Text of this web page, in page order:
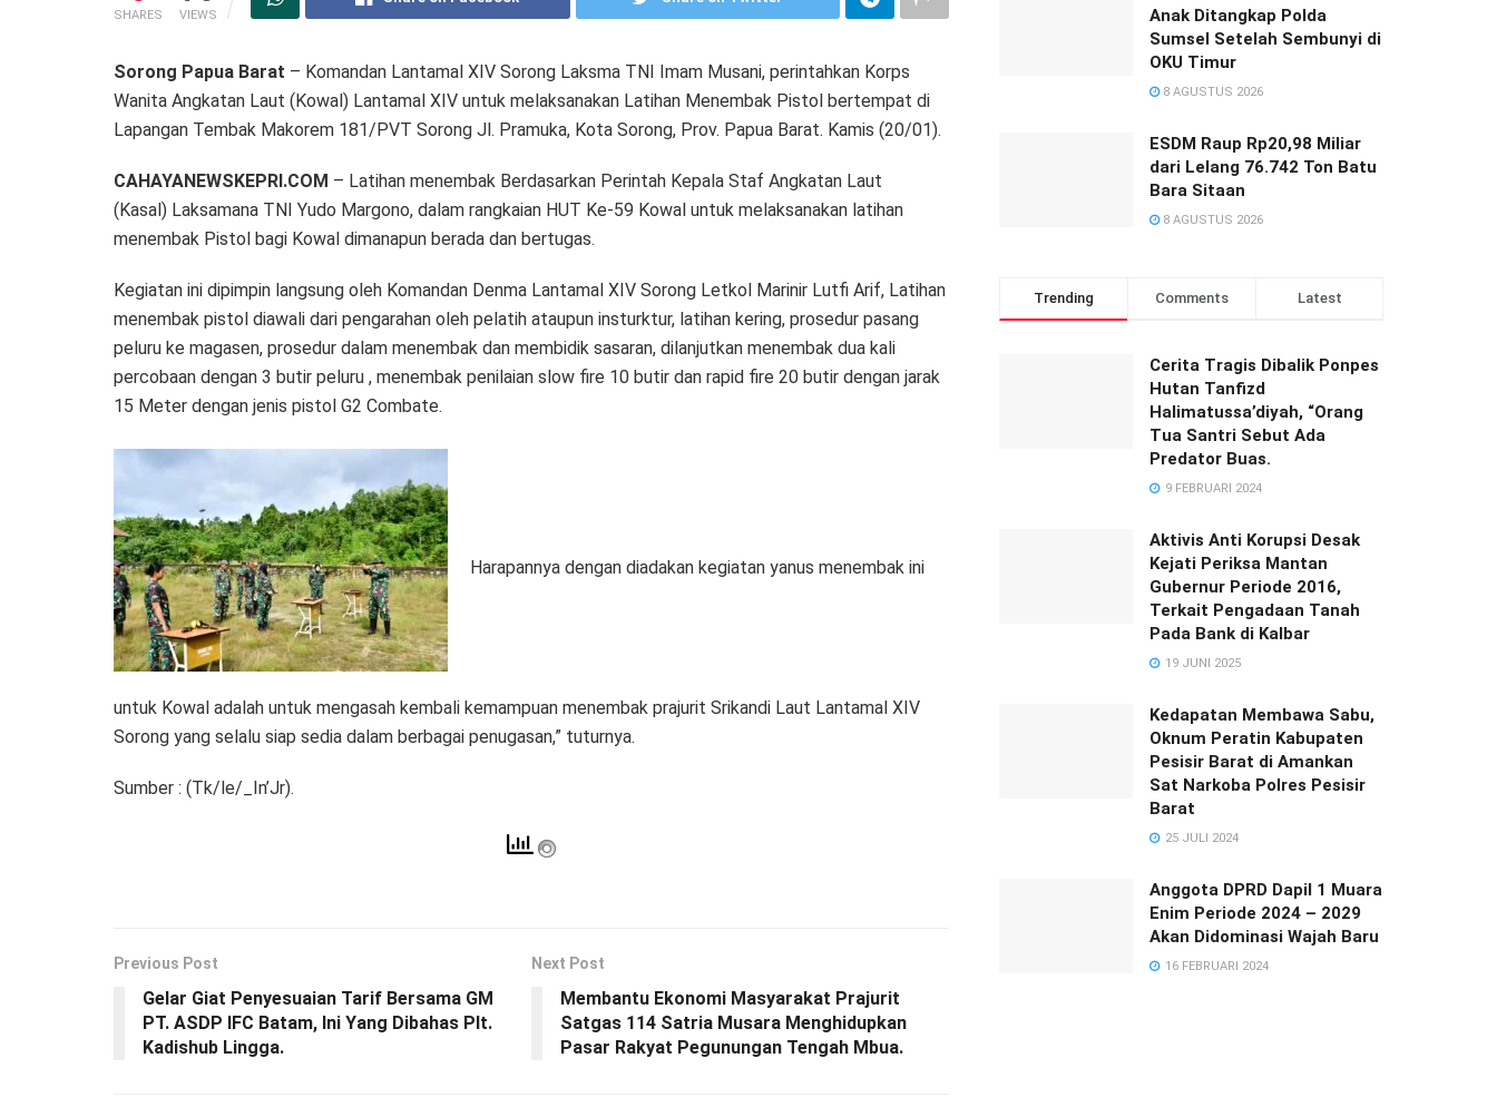
SHARES VIEWS
Sorong Papua Barat – Komandan Lantamal XIV Sorong Laksma TNI Imam Musani, perintahkan Korps
Wanita Angkatan Laut (Kowal) Lantamal XIV untuk melaksanakan Latihan Menembak Pistol bertempat di
Lapangan Tembak Makorem 181/PVT Sorong Jl. Pramuka, Kota Sorong, Prov. Papua Barat. Kamis (20/01).
CAHAYANEWSKEPRI.COM – Latihan menembak Berdasarkan Perintah Kepala Staf Angkatan Laut
(Kasal) Laksamana TNI Yudo Margono, dalam rangkaian HUT Ke-59 Kowal untuk melaksanakan latihan
menembak Pistol bagi Kowal dimanapun berada dan bertugas.
Kegiatan ini dipimpin langsung oleh Komandan Denma Lantamal XIV Sorong Letkol Marinir Lutfi Arif, Latihan
menembak pistol diawali dari pengarahan oleh pelatih ataupun insturktur, latihan kering, prosedur pasang
peluru ke magasen, prosedur dalam menembak dan membidik sasaran, dilanjutkan menembak dua kali
percobaan dengan 3 butir peluru , menembak penilaian slow fire 10 butir dan rapid fire 20 butir dengan jarak
15 Meter dengan jenis pistol G2 Combate.
Harapannya dengan diadakan kegiatan yanus menembak ini
untuk Kowal adalah untuk mengasah kembali kemampuan menembak prajurit Srikandi Laut Lantamal XIV
Sorong yang selalu siap sedia dalam berbagai penugasan,” tuturnya.
Sumber : (Tk/le/_In’Jr).
Previous Post
Gelar Giat Penyesuaian Tarif Bersama GM
PT. ASDP IFC Batam, Ini Yang Dibahas Plt.
Kadishub Lingga.
Next Post
Membantu Ekonomi Masyarakat Prajurit
Satgas 114 Satria Musara Menghidupkan
Pasar Rakyat Pegunungan Tengah Mbua.
Anak Ditangkap Polda
Sumsel Setelah Sembunyi di
OKU Timur
8 AGUSTUS 2026
ESDM Raup Rp20,98 Miliar
dari Lelang 76.742 Ton Batu
Bara Sitaan
8 AGUSTUS 2026
Trending Comments Latest
Cerita Tragis Dibalik Ponpes
Hutan Tanfizd
Halimatussa’diyah, “Orang
Tua Santri Sebut Ada
Predator Buas.
9 FEBRUARI 2024
Aktivis Anti Korupsi Desak
Kejati Periksa Mantan
Gubernur Periode 2016,
Terkait Pengadaan Tanah
Pada Bank di Kalbar
19 JUNI 2025
Kedapatan Membawa Sabu,
Oknum Peratin Kabupaten
Pesisir Barat di Amankan
Sat Narkoba Polres Pesisir
Barat
25 JULI 2024
Anggota DPRD Dapil 1 Muara
Enim Periode 2024 – 2029
Akan Didominasi Wajah Baru
16 FEBRUARI 2024